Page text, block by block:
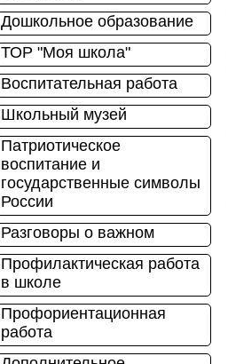
Дошкольное образование
ТОР "Моя школа"
Воспитательная работа
Школьный музей
Патриотическое
воспитание и
государственные символы
России
Разговоры о важном
Профилактическая работа
в школе
Профориентационная
работа